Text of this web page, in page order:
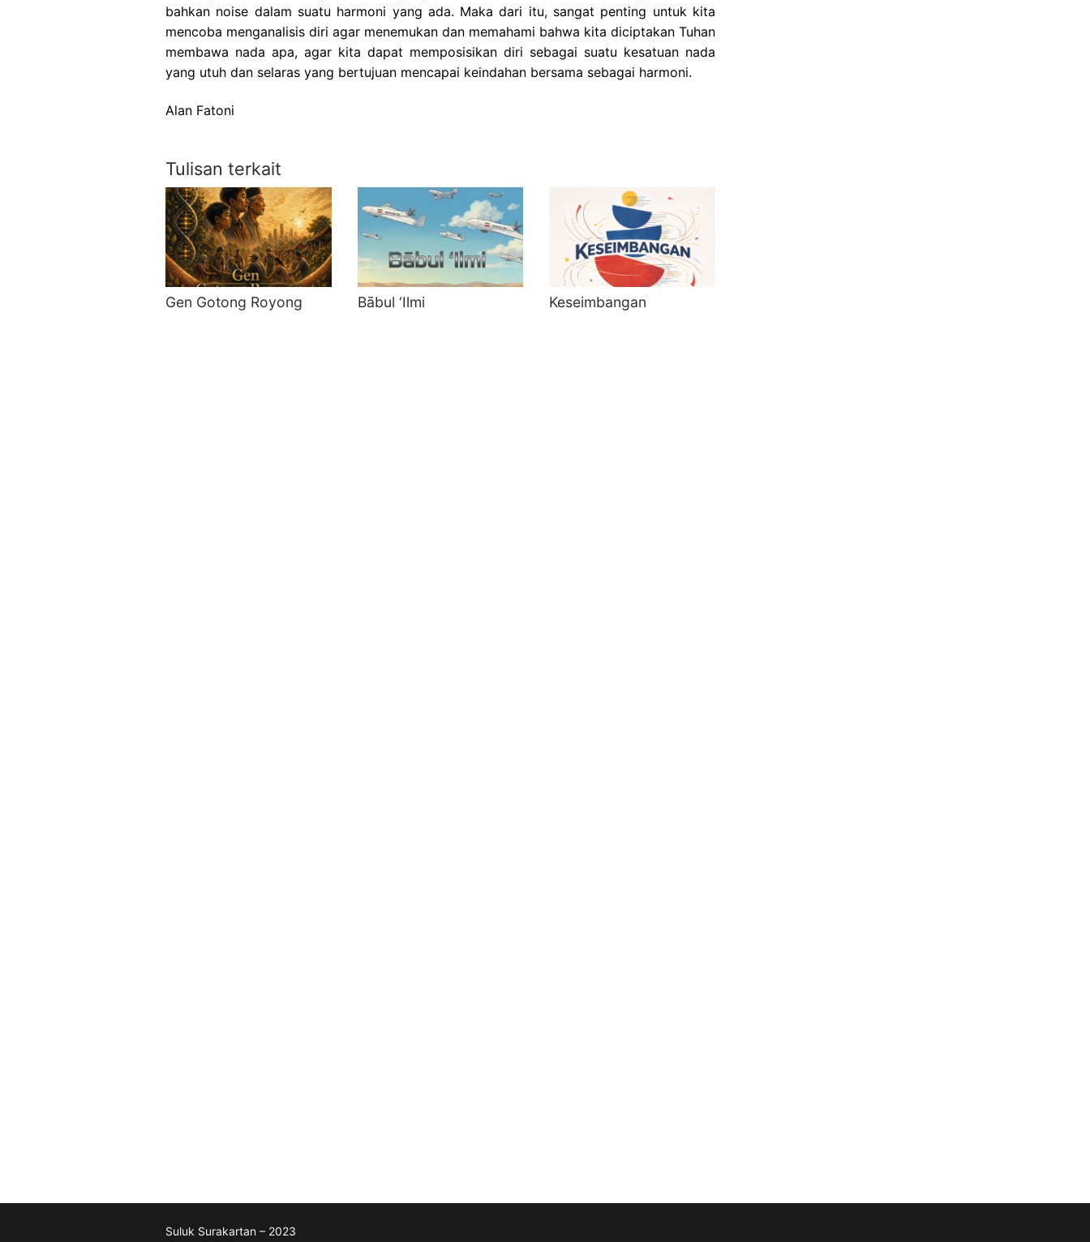
bahkan noise dalam suatu harmoni yang ada. Maka dari itu, sangat penting untuk kita
mencoba menganalisis diri agar menemukan dan memahami bahwa kita diciptakan Tuhan
membawa nada apa, agar kita dapat memposisikan diri sebagai suatu kesatuan nada
yang utuh dan selaras yang bertujuan mencapai keindahan bersama sebagai harmoni.
Alan Fatoni
Tulisan terkait
Gen Gotong Royong Bābul ‘Ilmi Keseimbangan
Suluk Surakartan – 2023